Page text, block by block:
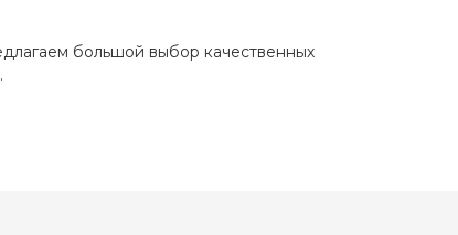
большой выбор качественных